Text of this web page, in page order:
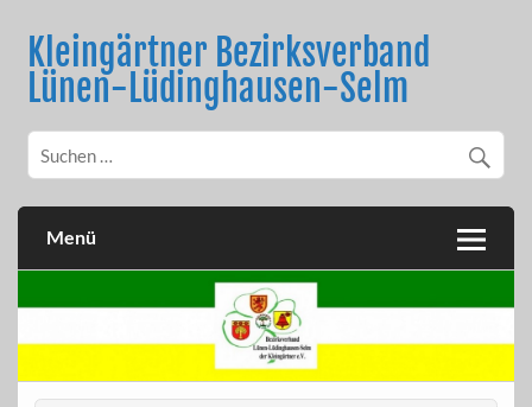
contentKleingärtner Bezirksverband
Lünen-Lüdinghausen-Selm
Menü